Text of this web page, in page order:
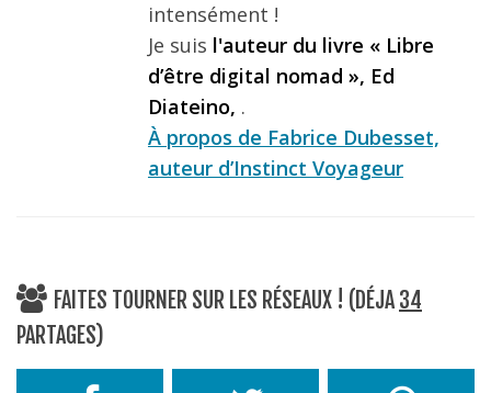
intensément !
Je suis l'auteur du livre « Libre
d’être digital nomad », Ed
Diateino, .
À propos de Fabrice Dubesset,
auteur d’Instinct Voyageur
FAITES TOURNER SUR LES RÉSEAUX ! (DÉJA 34
PARTAGES)